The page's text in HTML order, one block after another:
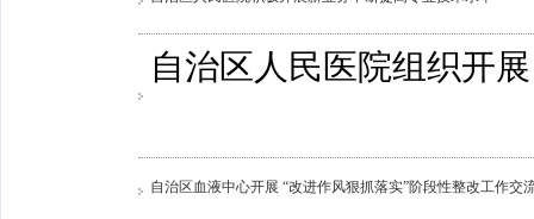
自治区人民医院组织开
自治区血液中心开展 “改进作风狠抓落实”阶段性整改工作交